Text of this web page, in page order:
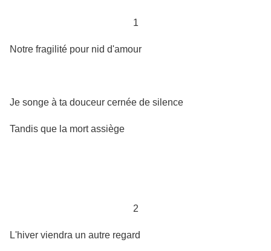
1
Notre fragilité pour nid d'amour
Je songe à ta douceur cernée de silence
Tandis que la mort assiège
2
L'hiver viendra un autre regard